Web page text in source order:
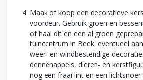
Maak of koop een decoratieve
voordeur. Gebruik groen en
of haal dit en een al groen
tuincentrum in Beek, eventueel
weer- en windbestendige
dennenappels, dieren- en
nog een fraai lint en een lichtsnoer